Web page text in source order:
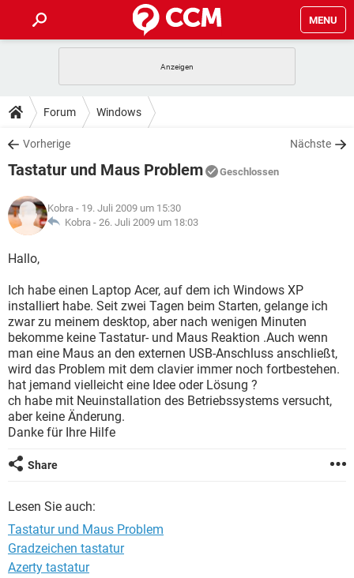
MENU
ANDROID
WINDOWS 10
WHATSAPP TIKTOK
FACEBOOK
TIPPS & TRICKS
SPIELE
WHATSAPP
FACEBOOK
DOWNLOADS
SPIELE STREAMING
ANDROID
WINDOWS 10 INSTAGRAM
WHATSAPP
SPIELE
ANDROID
WINDOWS 10
WHATSAPP TIKTOK
FACEBOOK HARDWARE
LEXIKON
SPIELE
WINDOWS 10 INSTAGRAM
WHATSAPP TIKTOK
FACEBOOK HARDWARE
Forum Windows
Vorherige Nächste
Tastatur und Maus Problem Geschlossen
Kobra - 19. Juli 2009 um 15:30
Kobra - 26. Juli 2009 um 18:03
Hallo,
Ich habe einen Laptop Acer, auf dem ich Windows XP
installiert habe. Seit zwei Tagen beim Starten, gelange ich
zwar zu meinem desktop, aber nach wenigen Minuten
bekomme keine Tastatur- und Maus Reaktion .Auch wenn
man eine Maus an den externen USB-Anschluss anschließt,
wird das Problem mit dem clavier immer noch fortbestehen.
hat jemand vielleicht eine Idee oder Lösung ?
ch habe mit Neuinstallation des Betriebssystems versucht,
aber keine Änderung.
Danke für Ihre Hilfe
Share
Lesen Sie auch:
Tastatur und Maus Problem
Gradzeichen tastatur
Azerty tastatur